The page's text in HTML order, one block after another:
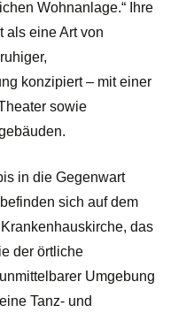
Wohnanlage.“ Ihre
als eine Art von
konzipiert – mit einer
sowie
in die Gegenwart
sich auf dem
das
der örtliche
Umgebung
Tanz- und